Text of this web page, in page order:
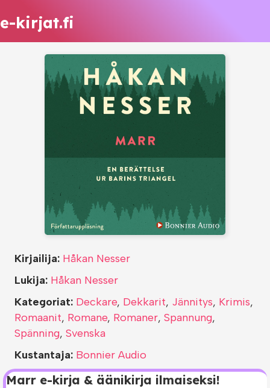
e-kirjat.fi
Marr e-kirja & äänikirja ilmaiseksi!
Kirjailija: Håkan Nesser
Lukija: Håkan Nesser
Kategoriat: Deckare, Dekkarit, Jännitys, Krimis,
Romaanit, Romane, Romaner, Spannung,
Spänning, Svenska
Kustantaja: Bonnier Audio